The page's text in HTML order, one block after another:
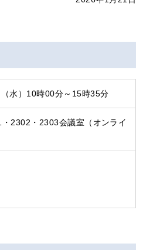
水）10時00分～15時35分
2302・2303会議室（オンライ